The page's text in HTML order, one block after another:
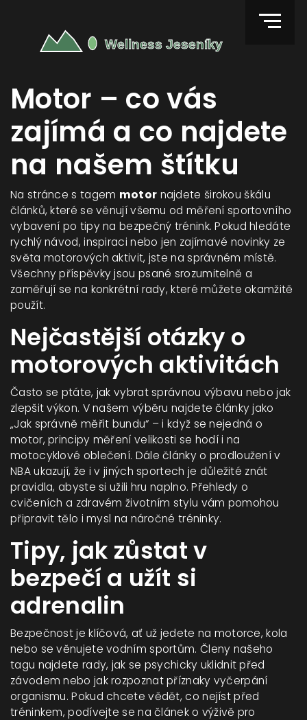
Motor – co vás
zajímá a co najdete
na našem štítku
Na stránce s tagem motor najdete širokou škálu
článků, které se věnují všemu od měření sportovního
vybavení po tipy na bezpečný trénink. Pokud hledáte
rychlý návod, inspiraci nebo jen zajímavé novinky ze
světa motorových aktivit, jste na správném místě.
Všechny příspěvky jsou psané srozumitelně a
zaměřují se na konkrétní rady, které můžete okamžitě
použít.
Nejčastější otázky o
motorových aktivitách
Často se ptáte, jak vybrat správnou výbavu nebo jak
zlepšit výkon. V našem výběru najdete články jako
„Jak správně měřit bundu“ – i když se nejedná o
motor, principy měření velikosti se hodí i na
motocyklové oblečení. Dále články o prodloužení v
NBA ukazují, že i v jiných sportech je důležité znát
pravidla, abyste si užili hru naplno. Přehledy o
cvičeních a zdravém životním stylu vám pomohou
připravit tělo i mysl na náročné tréninky.
Tipy, jak zůstat v
bezpečí a užít si
adrenalin
Bezpečnost je klíčová, ať už jedete na motorce, kola
nebo se věnujete vodním sportům. Členy našeho
tagu najdete rady, jak se psychicky uklidnit před
závodem nebo jak rozpoznat příznaky vyčerpání
organismu. Pokud chcete vědět, co nejíst před
tréninkem, podívejte se na článek o výživě pro